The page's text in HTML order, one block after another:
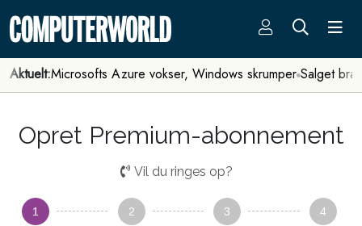
Aktuelt:Microsofts Azure vokser, Windows skrumper Salget
Opret Premium-abonnement
Vil du ringes op?
1 2 3 4